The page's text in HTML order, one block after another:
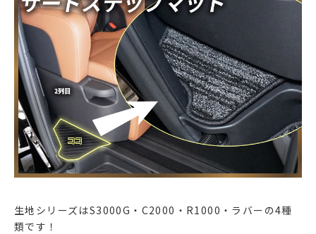
生地シリーズはS3000G・C2000・R1000・ラバーの4種
類です！